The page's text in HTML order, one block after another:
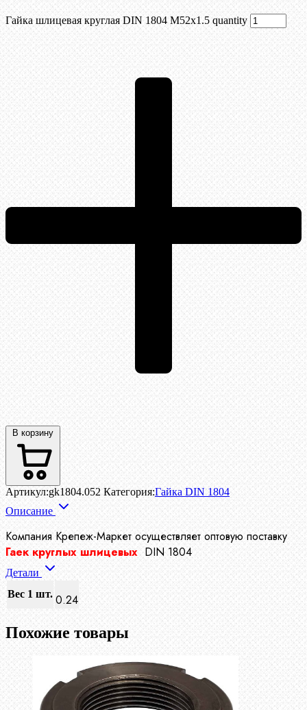
Гайка шлицевая круглая DIN 1804 М52х1.5 quantity
В корзину
Артикул:gk1804.052 Категория:Гайка DIN 1804
Описание
Компания Крепеж-Маркет осуществляет оптовую поставку
Гаек круглых шлицевых DIN 1804
Детали
Вес 1 шт. 0.24
Похожие товары